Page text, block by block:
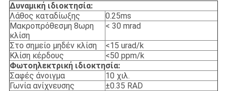
Δυναμική ιδιοκτησία:
Λάθος καταδίωξης
0.25ms
Μακροπρόθεσμη 8ωρη
κλίση
< 30 mrad
Στο σημείο μηδέν κλίση
<15 urad/k
Κλίση κέρδους
<50 ppm/k
Φωτοηλεκτρική ιδιοκτησία:
Σαφές άνοιγμα
10 χιλ.
Γωνία ανίχνευσης
±0.35 RAD